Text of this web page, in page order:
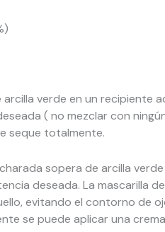
verde en un
( no mezclar con
seque totalmente.
sopera de arcilla
deseada. La
evitando el contorno de
se puede aplicar una